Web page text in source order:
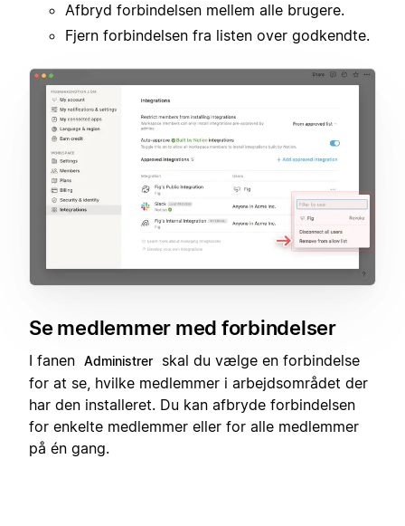
Afbryd forbindelsen mellem alle brugere.
Fjern forbindelsen fra listen over godkendte.
Se medlemmer med forbindelser
I fanen Administrer
skal du vælge en forbindelse
for at se, hvilke medlemmer i arbejdsområdet der
har den installeret. Du kan afbryde forbindelsen
for enkelte medlemmer eller for alle medlemmer
på én gang.